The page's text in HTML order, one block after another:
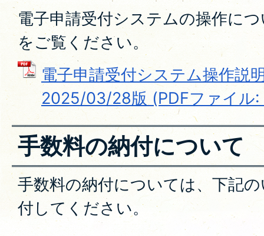
電子申請受付システムの操作に
をご覧ください。
電子申請受付システム操作説
2025/03/28版 (PDFファイル:
手数料の納付について
手数料の納付については、下記
付してください。